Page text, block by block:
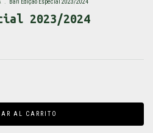
. Bari Edição Especial 2023/2024
2023/2024